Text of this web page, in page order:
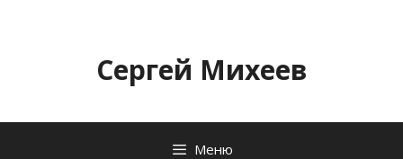
содержимомуСергей Михеев
Меню